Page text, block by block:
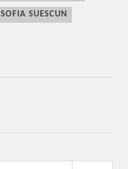
SOFIA SUESCUN